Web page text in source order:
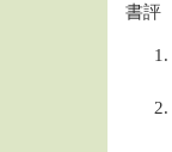
書評